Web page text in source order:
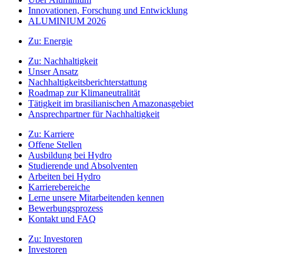
Innovationen, Forschung und Entwicklung
ALUMINIUM 2026
Zu: Energie
Zu: Nachhaltigkeit
Unser Ansatz
Nachhaltigkeitsberichterstattung
Roadmap zur Klimaneutralität
Tätigkeit im brasilianischen Amazonasgebiet
Ansprechpartner für Nachhaltigkeit
Zu: Karriere
Offene Stellen
Ausbildung bei Hydro
Studierende und Absolventen
Arbeiten bei Hydro
Karrierebereiche
Lerne unsere Mitarbeitenden kennen
Bewerbungsprozess
Kontakt und FAQ
Zu: Investoren
Investoren